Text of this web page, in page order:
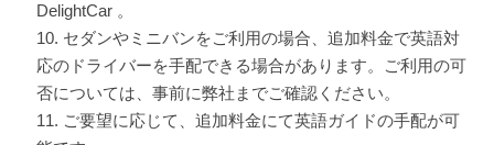
DelightCar 。
セダンやミニバンをご利用の場合、追加料金で英語対
応のドライバーを手配できる場合があります。ご利用の可
否については、事前に弊社までご確認ください。
ご要望に応じて、追加料金にて英語ガイドの手配が可